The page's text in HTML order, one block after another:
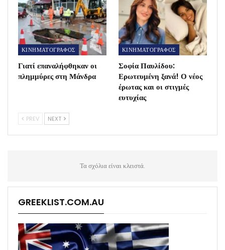
ΚΙΝΗΜΑΤΟΓΡΑΦΟΣ
Γιατί επαναλήφθηκαν οι
πλημμύρες στη Μάνδρα
ΚΙΝΗΜΑΤΟΓΡΑΦΟΣ
Σοφία Παυλίδου:
Ερωτευμένη ξανά! Ο νέος
έρωτας και οι στιγμές
ευτυχίας
PREV NEXT
Τα σχόλια είναι κλειστά.
GREEKLIST.COM.AU